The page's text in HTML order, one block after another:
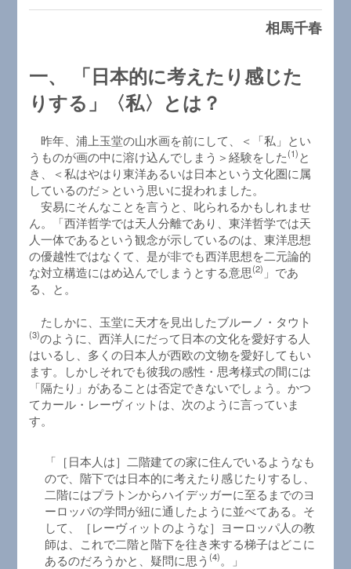
相馬千春
一、 「日本的に考えたり感じた
りする」〈私〉とは？
昨年、浦上玉堂の山水画を前にして、＜「私」とい
うものが画の中に溶け込んでしまう＞経験をした(1)と
き、＜私はやはり東洋あるいは日本という文化圏に属
しているのだ＞という思いに捉われました。
安易にそんなことを言うと、叱られるかもしれませ
ん。「西洋哲学では天人分離であり、東洋哲学では天
人一体であるという観念が示しているのは、東洋思想
の優越性ではなくて、是が非でも西洋思想を二元論的
な対立構造にはめ込んでしまうとする意思(2) 」であ
る、と。
たしかに、玉堂に天才を見出したブルーノ・タウト
(3)のように、西洋人にだって日本の文化を愛好する人
はいるし、多くの日本人が西欧の文物を愛好してもい
ます。しかしそれでも彼我の感性・思考様式の間には
「隔たり」があることは否定できないでしょう。かつ
てカール・レーヴィットは、次のように言っていま
す。
「［日本人は］二階建ての家に住んでいるようなも
ので、階下では日本的に考えたり感じたりするし、
二階にはプラトンからハイデッガーに至るまでのヨ
ーロッパの学問が紐に通したように並べてある。そ
して、［レーヴィットのような］ヨーロッパ人の教
師は、これで二階と階下を往き来する梯子はどこに
あるのだろうかと、疑問に思う(4)。」